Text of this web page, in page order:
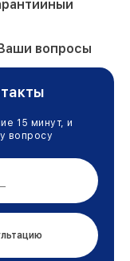
вопросы
15 минут, и
вопросу